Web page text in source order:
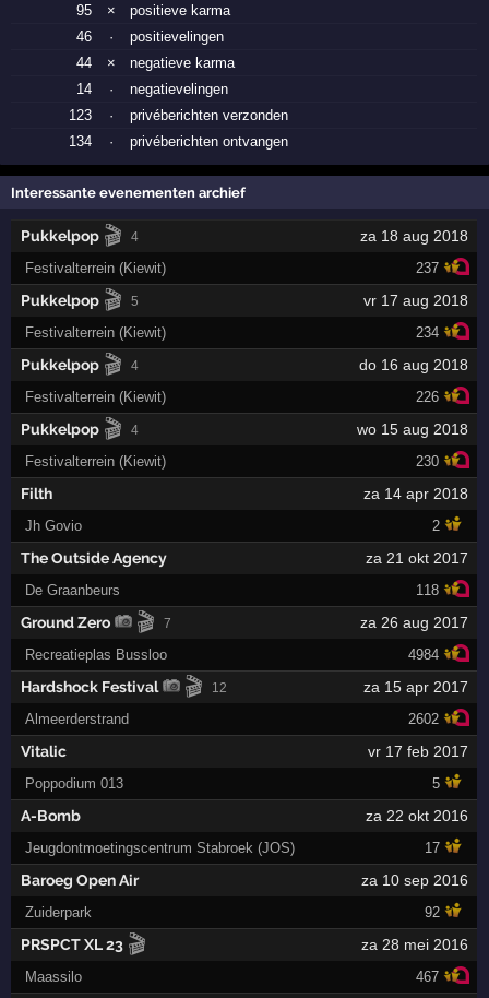
95 ×
positieve karma
46
·
positievelingen
44
×
negatieve karma
14
·
negatievelingen
123
·
privéberichten verzonden
134
· privéberichten ontvangen
Interessante evenementen archief
Pukkelpop 🎬 4 za 18 aug 2018
Festivalterrein (Kiewit) 237
Pukkelpop 🎬 5 vr 17 aug 2018
Festivalterrein (Kiewit) 234
Pukkelpop 🎬 4 do 16 aug 2018
Festivalterrein (Kiewit) 226
Pukkelpop 🎬 4 wo 15 aug 2018
Festivalterrein (Kiewit) 230
Filth za 14 apr 2018
Jh Govio 2
The Outside Agency za 21 okt 2017
De Graanbeurs 118
Ground Zero 🎬 7 za 26 aug 2017
Recreatieplas Bussloo 4984
Hardshock Festival 🎬 12 za 15 apr 2017
Almeerderstrand 2602
Vitalic vr 17 feb 2017
Poppodium 013 5
A-Bomb za 22 okt 2016
Jeugdontmoetingscentrum Stabroek (JOS) 17
Baroeg Open Air za 10 sep 2016
Zuiderpark 92
PRSPCT XL 23 🎬 za 28 mei 2016
Maassilo 467